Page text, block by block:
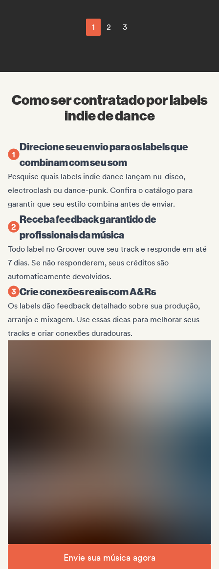
1 2 3
Como ser contratado por labels
indie de dance
Direcione seu envio para os labels que
combinam com seu som
Pesquise quais labels indie dance lançam nu-disco,
electroclash ou dance-punk. Confira o catálogo para
garantir que seu estilo combina antes de enviar.
Receba feedback garantido de
profissionais da música
Todo label no Groover ouve seu track e responde em até
7 dias. Se não responderem, seus créditos são
automaticamente devolvidos.
Crie conexões reais com A&Rs
Os labels dão feedback detalhado sobre sua produção,
arranjo e mixagem. Use essas dicas para melhorar seus
tracks e criar conexões duradouras.
Envie sua música agora